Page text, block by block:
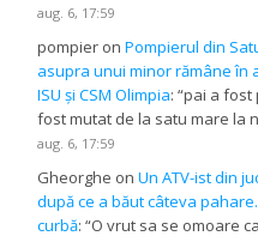
aug. 6, 17:59
pompier onPompierul din
asupra unui minor rămâne în
ISU și CSM Olimpia: “pai a fost
fost mutat de la satu mare la
aug. 6, 17:59
Gheorghe onUn ATV-ist din
după ce a băut câteva
curbă: “O vrut sa se omoare